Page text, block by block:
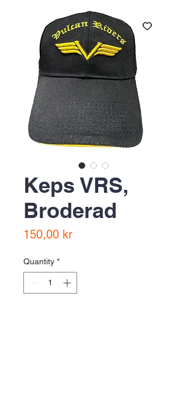
Keps VRS,
Broderad
150,00 krPrice
Quantity *